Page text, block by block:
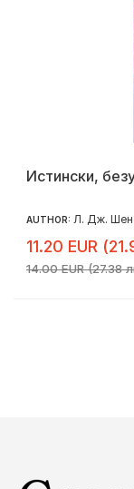
Истински,
AUTHOR: Л. Дж. Шен
11.20 EUR
14.00 EUR (27.38